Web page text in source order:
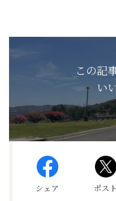
この記
い
シェア ポスト